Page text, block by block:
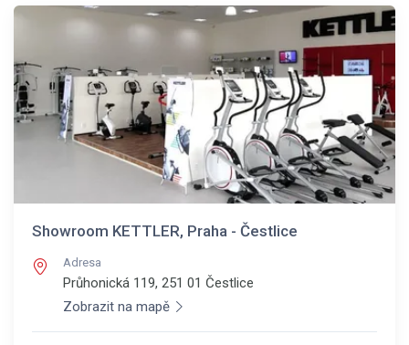
Showroom KETTLER, Praha - Čestlice
Adresa
Průhonická 119, 251 01 Čestlice
Zobrazit na mapě